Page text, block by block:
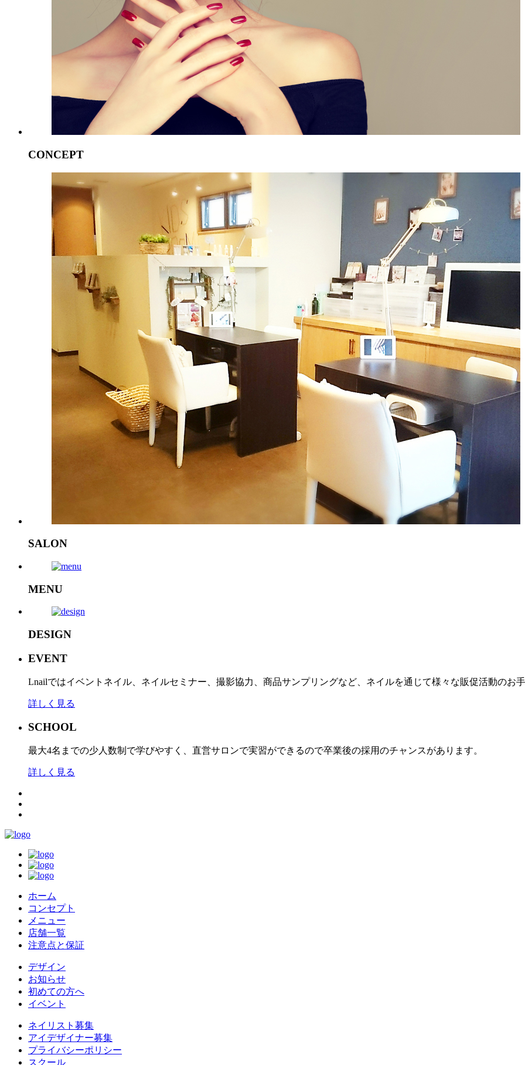
CONCEPT
SALON
MENU
DESIGN
EVENT
Lnailではイベントネイル、ネイルセミナー、撮影協力、商品サンプリングなど、ネイルを通じて様々な販促活動のお手
詳しく見る
SCHOOL
最大4名までの少人数制で学びやすく、直営サロンで実習ができるので卒業後の採用のチャンスがあります。
詳しく見る
ホーム
コンセプト
メニュー
店舗一覧
注意点と保証
デザイン
お知らせ
初めての方へ
イベント
ネイリスト募集
アイデザイナー募集
プライバシーポリシー
スクール